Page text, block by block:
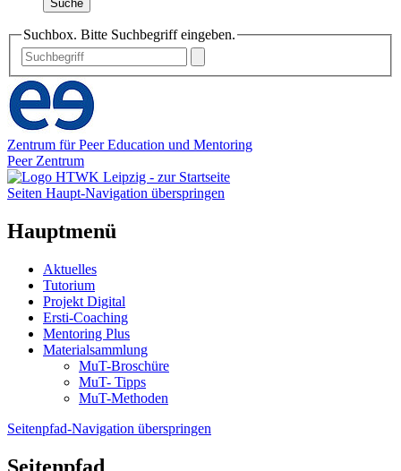
Suche
Suchbox. Bitte Suchbegriff eingeben.
Zentrum für Peer Education und Mentoring
Peer Zentrum
Seiten Haupt-Navigation überspringen
Hauptmenü
Aktuelles
Tutorium
Projekt Digital
Ersti-Coaching
Mentoring Plus
Materialsammlung
MuT-Broschüre
MuT- Tipps
MuT-Methoden
Seitenpfad-Navigation überspringen